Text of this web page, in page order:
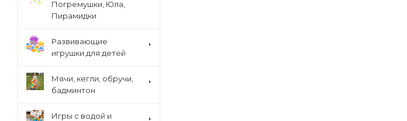
Погремушки, Юла,
Пирамидки
Развивающие
игрушки для детей
Мячи, кегли, обручи,
бадминтон
Игры с водой и